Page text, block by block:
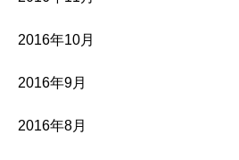
2016年10月
2016年9月
2016年8月